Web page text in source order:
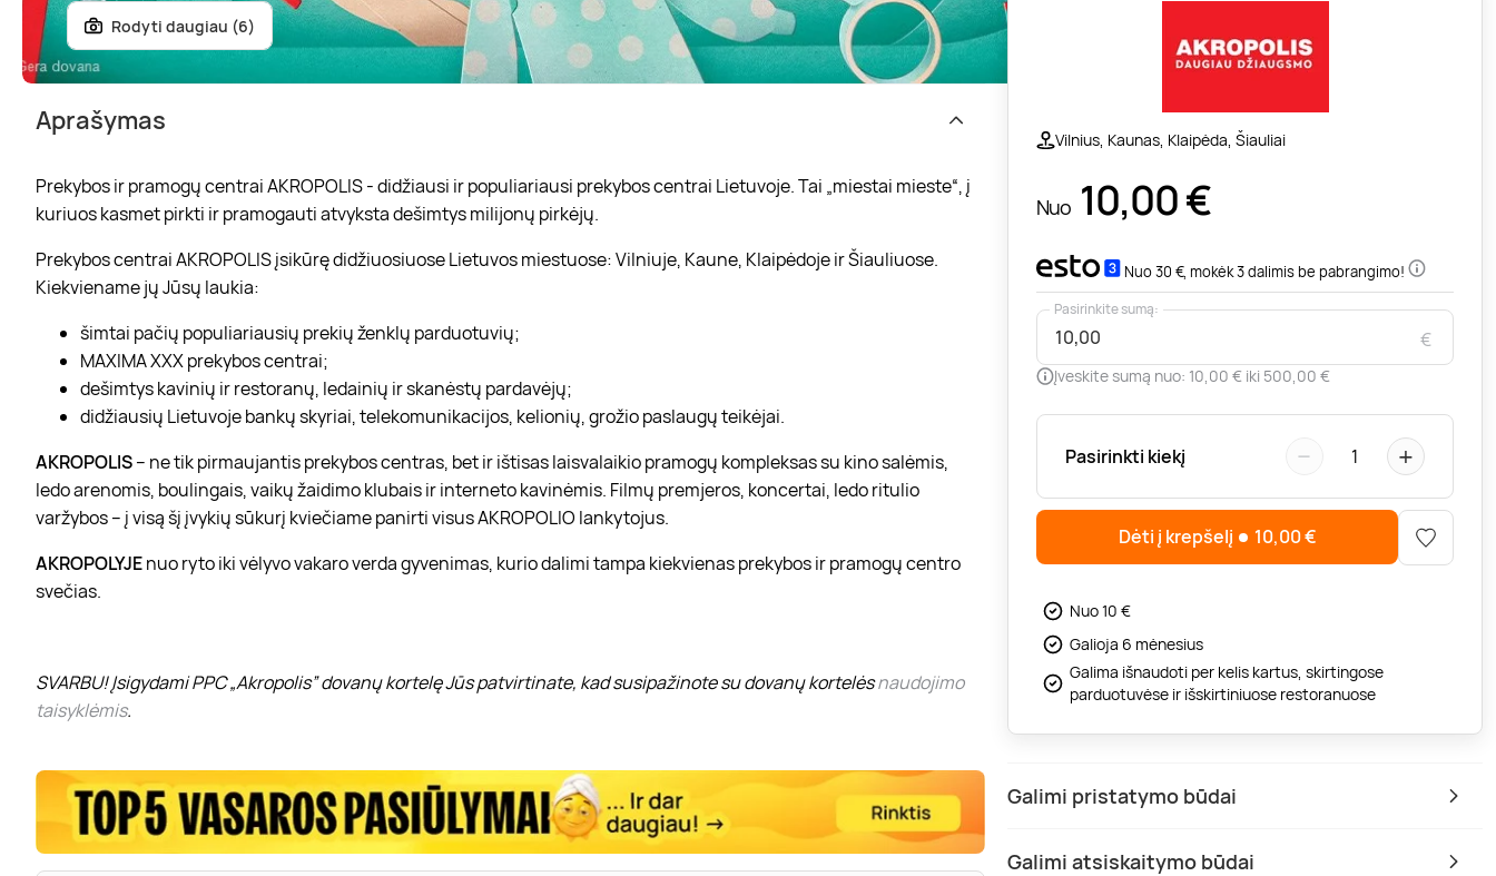
Rodyti daugiau (6)
Vilnius, Kaunas, Klaipėda, Šiauliai
Nuo 10,00€
Nuo 30 €, mokėk 3 dalimis be pabrangimo!
€
Pasirinkite sumą:
Įveskite sumą nuo: 10,00 € iki 500,00 €
Pasirinkti kiekį − 1 +
Dėti į krepšelį 10,00€
Nuo 10 €
Galioja 6 mėnesius
Galima išnaudoti per kelis kartus, skirtingose
parduotuvėse ir išskirtiniuose restoranuose
Galimi pristatymo būdai
Galimi atsiskaitymo būdai
Aprašymas
Prekybos ir pramogų centrai AKROPOLIS - didžiausi ir populiariausi prekybos centrai Lietuvoje. Tai „miestai mieste“, į
kuriuos kasmet pirkti ir pramogauti atvyksta dešimtys milijonų pirkėjų.
Prekybos centrai AKROPOLIS įsikūrę didžiuosiuose Lietuvos miestuose: Vilniuje, Kaune, Klaipėdoje ir Šiauliuose.
Kiekviename jų Jūsų laukia:
šimtai pačių populiariausių prekių ženklų parduotuvių;
MAXIMA XXX prekybos centrai;
dešimtys kavinių ir restoranų, ledainių ir skanėstų pardavėjų;
didžiausių Lietuvoje bankų skyriai, telekomunikacijos, kelionių, grožio paslaugų teikėjai.
AKROPOLIS– ne tik pirmaujantis prekybos centras, bet ir ištisas laisvalaikio pramogų kompleksas su kino salėmis,
ledo arenomis, boulingais, vaikų žaidimo klubais ir interneto kavinėmis. Filmų premjeros, koncertai, ledo ritulio
varžybos – į visą šį įvykių sūkurį kviečiame panirti visus AKROPOLIO lankytojus.
AKROPOLYJEnuo ryto iki vėlyvo vakaro verda gyvenimas, kurio dalimi tampa kiekvienas prekybos ir pramogų centro
svečias.
SVARBU! Įsigydami PPC „Akropolis” dovanų kortelę Jūs patvirtinate, kad susipažinote su dovanų kortelėsnaudojimo
taisyklėmis.